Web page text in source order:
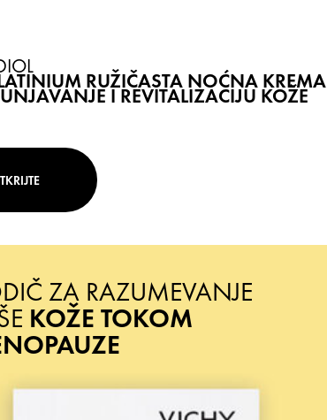
RUŽIČASTA NOĆNA KREMA
I REVITALIZACIJU KOŽE
ZA RAZUMEVANJE
KOŽE TOKOM